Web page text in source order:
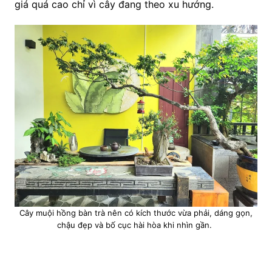
giá quá cao chỉ vì cây đang theo xu hướng.
Cây muội hồng bàn trà nên có kích thước vừa phải, dáng gọn,
chậu đẹp và bố cục hài hòa khi nhìn gần.